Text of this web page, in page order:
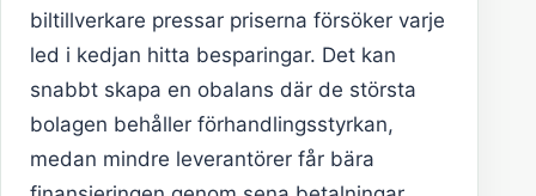
biltillverkare pressar priserna försöker varje
led i kedjan hitta besparingar. Det kan
snabbt skapa en obalans där de största
bolagen behåller förhandlingsstyrkan,
medan mindre leverantörer får bära